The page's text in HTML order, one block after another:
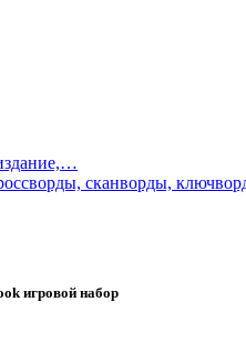
сканворды,
игровой набор